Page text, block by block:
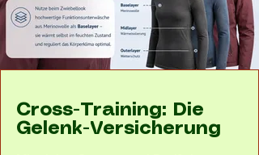
Cross-Training: Die
Gelenk-Versicherung